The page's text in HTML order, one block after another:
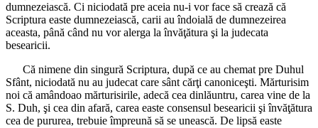
dumnezeiască. Ci niciodată pre aceia nu-i vor face să crează că
Scriptura easte dumnezeiască, carii au îndoială de dumnezeirea
aceasta, până când nu vor alerga la învăţătura şi la judecata
besearicii.
Că nimene din singură Scriptura, după ce au chemat pre Duhul
Sfânt, niciodată nu au judecat care sânt cărţi canoniceşti. Mărturisim
noi că amândoao mărturisirile, adecă cea dinlăuntru, carea vine de la
S. Duh, şi cea din afară, carea easte consensul besearicii şi învăţătura
cea de pururea, trebuie împreună să se unească. De lipsă easte